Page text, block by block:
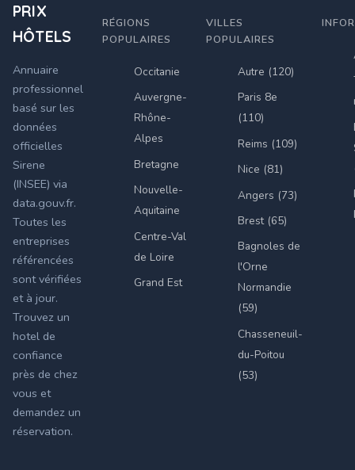
PRIX
HÔTELS
Annuaire
professionnel
basé sur les
données
officielles
Sirene
(INSEE) via
data.gouv.fr.
Toutes les
entreprises
référencées
sont vérifiées
et à jour.
Trouvez un
hotel de
confiance
près de chez
vous et
demandez un
réservation.
RÉGIONS
POPULAIRES
Occitanie
Auvergne-
Rhône-
Alpes
Bretagne
Nouvelle-
Aquitaine
Centre-Val
de Loire
Grand Est
VILLES
POPULAIRES
Autre (120)
Paris 8e
(110)
Reims (109)
Nice (81)
Angers (73)
Brest (65)
Bagnoles de
l'Orne
Normandie
(59)
Chasseneuil-
du-Poitou
(53)